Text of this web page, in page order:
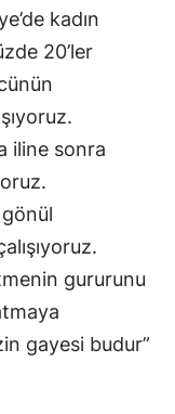
kadın
20’ler
iline sonra
gönül
gururunu
gayesi budur”